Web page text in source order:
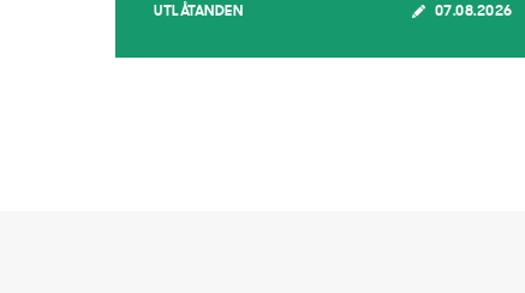
UTLÅTANDEN 07.08.2026